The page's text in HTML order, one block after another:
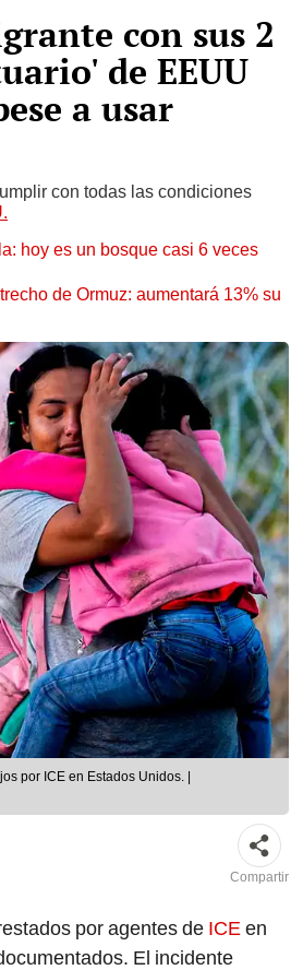
con sus 2
de EEUU
a usar
con todas las condiciones
hoy es un bosque casi 6 veces
de Ormuz: aumentará 13% su
por ICE en Estados Unidos. |
Compartir
por agentes de ICEen
El incidente